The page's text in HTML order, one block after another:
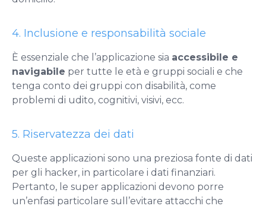
4. Inclusione e responsabilità sociale
È essenziale che l’applicazione sia accessibile e
navigabile per tutte le età e gruppi sociali e che
tenga conto dei gruppi con disabilità, come
problemi di udito, cognitivi, visivi, ecc.
5. Riservatezza dei dati
Queste applicazioni sono una preziosa fonte di dati
per gli hacker, in particolare i dati finanziari.
Pertanto, le super applicazioni devono porre
un’enfasi particolare sull’evitare attacchi che